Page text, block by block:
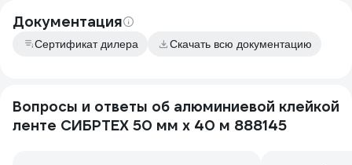
Документация
Сертификат дилера Скачать всю документацию
Вопросы и ответы об алюминиевой клейкой
ленте СИБРТЕХ 50 мм х 40 м 888145